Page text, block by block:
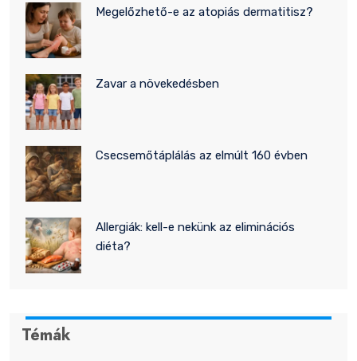
Megelőzhető-e az atopiás dermatitisz?
Zavar a növekedésben
Csecsemőtáplálás az elmúlt 160 évben
Allergiák: kell-e nekünk az eliminációs
diéta?
Témák